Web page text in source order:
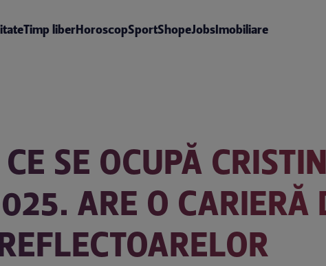
Timp liberHoroscopSportShopeJobsImobiliare
SE OCUPĂ
ARE O CARIERĂ